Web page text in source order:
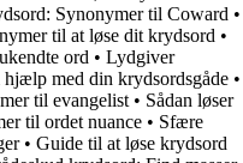
Synonymer til Coward •
til at løse dit krydsord •
ord • Lydgiver
med din krydsordsgåde •
til evangelist • Sådan løser
til ordet nuance • Sfære
• Guide til at løse krydsord